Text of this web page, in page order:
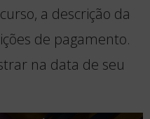
a descrição da
de pagamento.
na data de seu